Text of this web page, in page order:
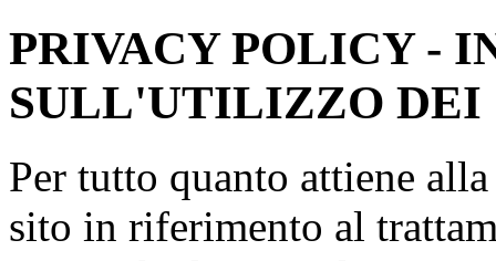
PRIVACY POLICY -
SULL'UTILIZZO DEI
Per tutto quanto attiene
sito in riferimento al